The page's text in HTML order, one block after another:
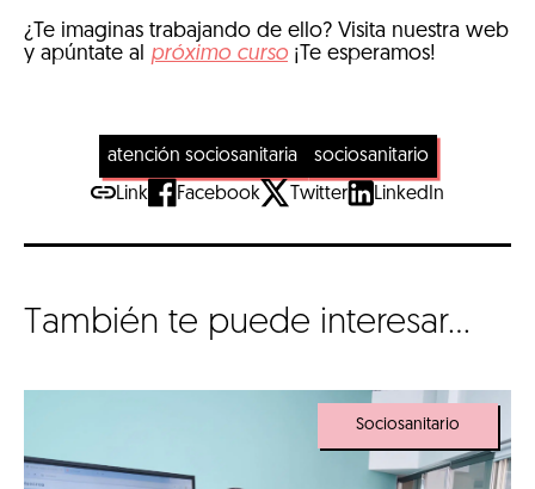
¿Te imaginas trabajando de ello? Visita nuestra web
y apúntate al próximo curso ¡Te esperamos!
atención sociosanitaria
sociosanitario
Link
Facebook Twitter LinkedIn
También te puede interesar...
Sociosanitario